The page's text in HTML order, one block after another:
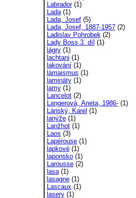
Labrador(1)
Lada(1)
Lada, Josef(5)
Lada, Josef, 1887-1957(2)
Ladislav Pohrobek(2)
Lady Boss 3. díl (1)
lágry(1)
lachtani (1)
lakování(1)
lámaismus (1)
lamináty(1)
lamy(1)
Lancelot(2)
Langerová, Aneta, 1986-(1)
Lánský, Karel (1)
lanýže(1)
Lanžhot(1)
Laos (3)
Lapérouse(1)
lapkové(1)
laponsko(1)
Larousse(2)
lasa(1)
lasagne(1)
Lascaux(1)
lasery(1)